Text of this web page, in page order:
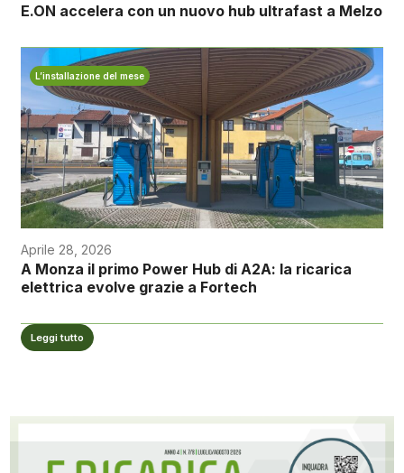
E.ON accelera con un nuovo hub ultrafast a Melzo
L’installazione del mese
Aprile 28, 2026
A Monza il primo Power Hub di A2A: la ricarica
elettrica evolve grazie a Fortech
Leggi tutto